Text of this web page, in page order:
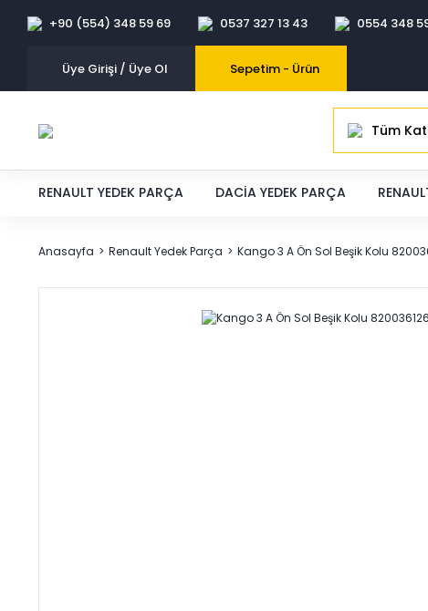
+90 (554) 348 59 69 0537 327 13 43 0554 348
Üye Girişi / Üye Ol Sepetim - Ürün
Tüm
RENAULT YEDEK PARÇA DACIA YEDEK PARÇA
Anasayfa Renault Yedek Parça Kango 3 A Ön Sol Beşik Kolu